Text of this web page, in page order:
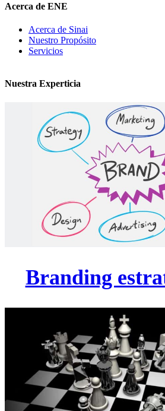
Acerca de ENE
Acerca de Sinai
Nuestro Propósito
Servicios
Nuestra Experticia
Branding